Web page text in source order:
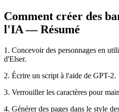
Comment créer des
l'IA — Résumé
1. Concevoir des personnages en
d'Elser.
2. Écrire un script à l'aide de GPT-2.
3. Verrouiller les caractères pour
4. Générer des pages dans le style